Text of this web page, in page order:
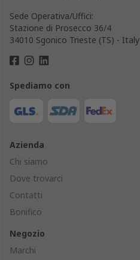
Sede Operativa/Uffici:
Stazione di Prosecco 36/4
34010 Sgonico Trieste (TS) - Italy
Spediamo con
Azienda
Chi siamo
Dove trovarci
Contatti
Bonifico
Negozio
Marchi